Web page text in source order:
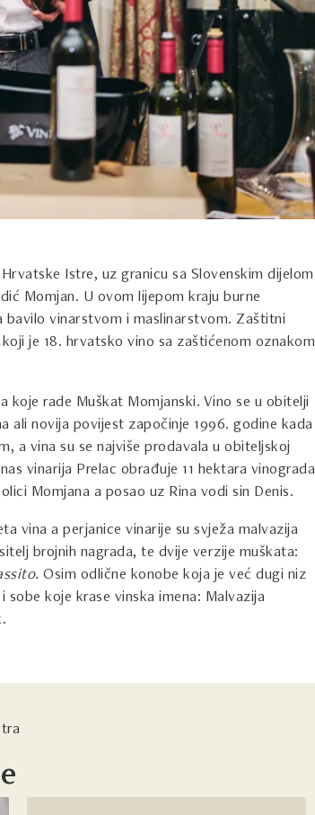
Istre, uz granicu sa Slovenskim dijelom
Momjan. U ovom lijepom kraju burne
vinarstvom i maslinarstvom. Zaštitni
je 18. hrvatsko vino sa zaštićenom oznakom
koje rade Muškat Momjanski. Vino se u obitelji
ali novija povijest započinje 1996. godine kada
a vina su se najviše prodavala u obiteljskoj
vinarija Prelac obrađuje 11 hektara vinograda
Momjana a posao uz Rina vodi sin Denis.
vina a perjanice vinarije su svježa malvazija
brojnih nagrada, te dvije verzije muškata:
. Osim odlične konobe koja je već dugi niz
koje krase vinska imena: Malvazija